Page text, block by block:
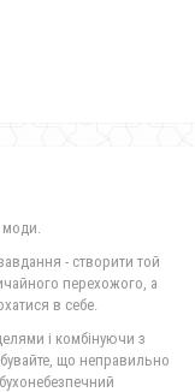
моди.
- створити той
перехожого, а
в себе.
і комбінуючи з
що неправильно